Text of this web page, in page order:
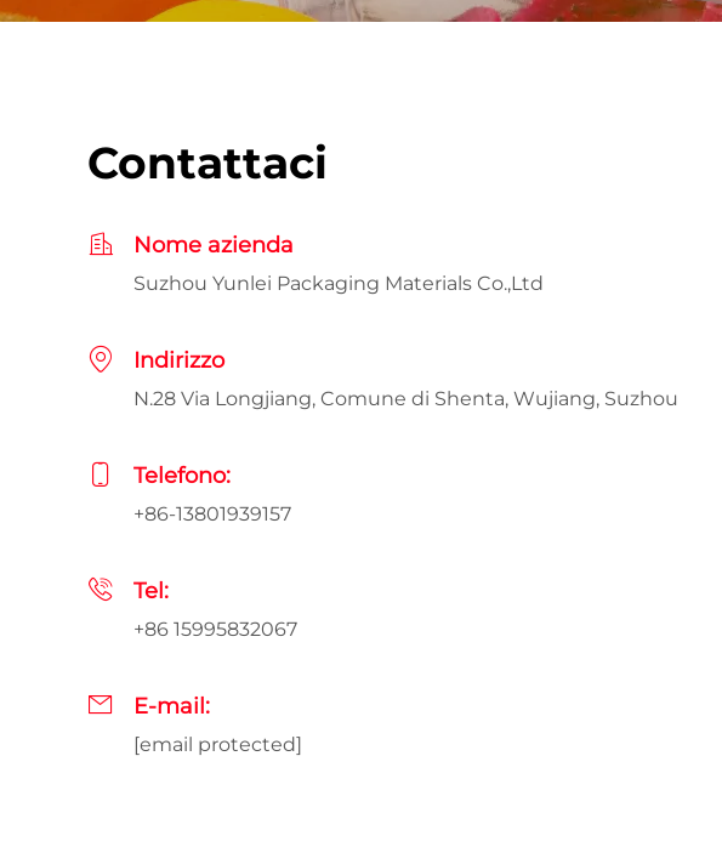
Contattaci
Nome azienda
Suzhou Yunlei Packaging Materials Co.,Ltd
Indirizzo
N.28 Via Longjiang, Comune di Shenta, Wujiang, Suzhou
Telefono:
+86-13801939157
Tel:
+86 15995832067
E-mail:
[email protected]